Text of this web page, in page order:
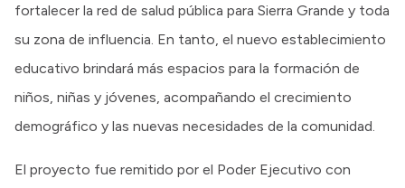
fortalecer la red de salud pública para Sierra Grande y toda
su zona de influencia. En tanto, el nuevo establecimiento
educativo brindará más espacios para la formación de
niños, niñas y jóvenes, acompañando el crecimiento
demográfico y las nuevas necesidades de la comunidad.
El proyecto fue remitido por el Poder Ejecutivo con